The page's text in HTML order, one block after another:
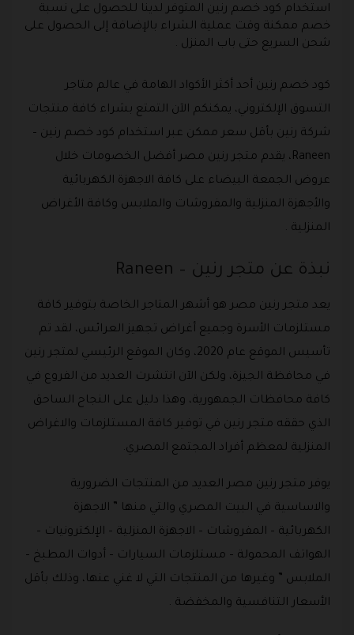
استخدام كود خصم رنين المتوفر لدينا للحصول على نسبة
خصم ممكنة وقت عملية الشراء بالإضافة إلى الحصول على
شحن السريع حتى باب المنزل .
كود خصم رنين أحد أكثر الأكواد الهامة في عالم متاجر
التسوق الإلكتروني، يمكنكم الآن التمتع بشراء كافة منتجات
شركة رنين بأقل سعر ممكن عبر استخدام كود خصم رنين –
Raneen، يقدم متجر رنين مصر أفضل الخصومات خلال
عروض الجمعة البيضاء على كافة الاجهزة الكهربائية
والأجهزة المنزلية والمفروشات والملابس وكافة الأغراض
المنزلية .
نبذة عن متجر رنين – Raneen
يعد متجر رنين مصر هو أشهر المتاجر الخاصة بتوفير كافة
مستلزمات الأسرة وجميع أغراض تجهيز العرائس، لقد تم
تأسيس الموقع عام 2020، وكان الموقع الرئيسي لمتجر رنين
في محافظة الجيزة، ولكن الآن انتشرت العديد من الفروع في
كافة محافظات الجمهورية، وهذا دليل على النجاح الساحق
الذي حققه متجر رنين في توفير كافة المستلزمات والاغراض
المنزلية لمعظم أفراد المجتمع المصري.
يوفر متجر رنين مصر العديد من المنتجات الضرورية
والاساسية في البيت المصري والتي منها ” الاجهزة
الكهربائية – المفروشات – الاجهزة المنزلية – الإلكترونيات –
الهواتف المحمولة – مستلزمات السيارات – أدوات المطبخ –
الملابس ” وغيرها من المنتجات التي لا غني عنها، وذلك بأقل
الأسعار التنافسية والمخفضة .